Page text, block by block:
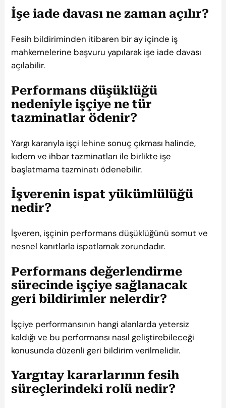
İşe iade davası ne zaman açılır?
Fesih bildiriminden itibaren bir ay içinde iş
mahkemelerine başvuru yapılarak işe iade davası
açılabilir.
Performans düşüklüğü
nedeniyle işçiye ne tür
tazminatlar ödenir?
Yargı kararıyla işçi lehine sonuç çıkması halinde,
kıdem ve ihbar tazminatları ile birlikte işe
başlatmama tazminatı ödenebilir.
İşverenin ispat yükümlülüğü
nedir?
İşveren, işçinin performans düşüklüğünü somut ve
nesnel kanıtlarla ispatlamak zorundadır.
Performans değerlendirme
sürecinde işçiye sağlanacak
geri bildirimler nelerdir?
İşçiye performansının hangi alanlarda yetersiz
kaldığı ve bu performansı nasıl geliştirebileceği
konusunda düzenli geri bildirim verilmelidir.
Yargıtay kararlarının fesih
süreçlerindeki rolü nedir?